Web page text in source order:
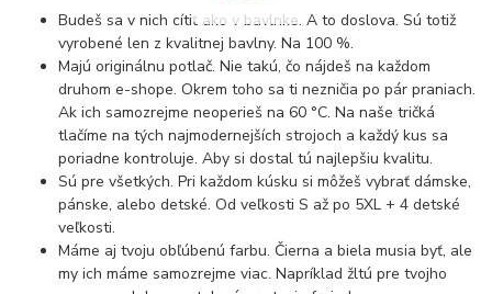
Budeš sa v nich cítiť ako v bavlnke. A to doslova. Sú totiž
vyrobené len z kvalitnej bavlny. Na 100 %.
Majú originálnu potlač. Nie takú, čo nájdeš na každom
druhom e-shope. Okrem toho sa ti nezničia po pár praniach.
Ak ich samozrejme neoperieš na 60 °C. Na naše tričká
tlačíme na tých najmodernejších strojoch a každý kus sa
poriadne kontroluje. Aby si dostal tú najlepšiu kvalitu.
Sú pre všetkých. Pri každom kúsku si môžeš vybrať dámske,
pánske, alebo detské. Od veľkosti S až po 5XL + 4 detské
veľkosti.
Máme aj tvoju obľúbenú farbu. Čierna a biela musia byť, ale
my ich máme samozrejme viac. Napríklad žltú pre tvojho